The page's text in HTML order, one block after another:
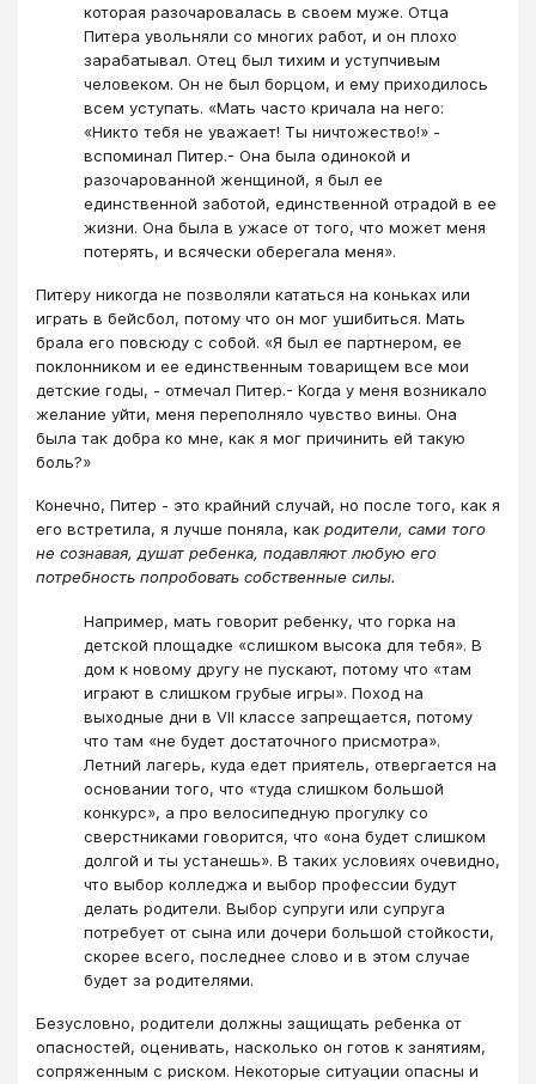
которая разочаровалась в своем муже. Отца
Питера увольняли со многих работ, и он плохо
зарабатывал. Отец был тихим и уступчивым
человеком. Он не был борцом, и ему приходилось
всем уступать. «Мать часто кричала на него:
«Никто тебя не уважает! Ты ничтожество!» -
вспоминал Питер.- Она была одинокой и
разочарованной женщиной, я был ее
единственной заботой, единственной отрадой в ее
жизни. Она была в ужасе от того, что может меня
потерять, и всячески оберегала меня».
Питеру никогда не позволяли кататься на коньках или
играть в бейсбол, потому что он мог ушибиться. Мать
брала его повсюду с собой. «Я был ее партнером, ее
поклонником и ее единственным товарищем все мои
детские годы, - отмечал Питер.- Когда у меня возникало
желание уйти, меня переполняло чувство вины. Она
была так добра ко мне, как я мог причинить ей такую
боль?»
Конечно, Питер - это крайний случай, но после того, как я
его встретила, я лучше поняла, как родители, сами того
не сознавая, душат ребенка, подавляют любую его
потребность попробовать собственные силы.
Например, мать говорит ребенку, что горка на
детской площадке «слишком высока для тебя». В
дом к новому другу не пускают, потому что «там
играют в слишком грубые игры». Поход на
выходные дни в VII классе запрещается, потому
что там «не будет достаточного присмотра».
Летний лагерь, куда едет приятель, отвергается на
основании того, что «туда слишком большой
конкурс», а про велосипедную прогулку со
сверстниками говорится, что «она будет слишком
долгой и ты устанешь». В таких условиях очевидно,
что выбор колледжа и выбор профессии будут
делать родители. Выбор супруги или супруга
потребует от сына или дочери большой стойкости,
скорее всего, последнее слово и в этом случае
будет за родителями.
Безусловно, родители должны защищать ребенка от
опасностей, оценивать, насколько он готов к занятиям,
сопряженным с риском. Некоторые ситуации опасны и